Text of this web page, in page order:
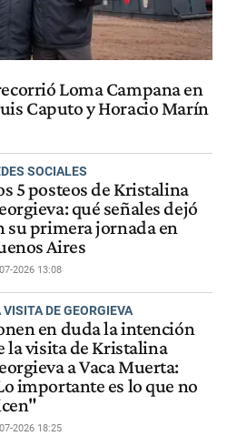
Loma Campana en
Caputo y Horacio Marín
SOCIALES
5 posteos de Kristalina
qué señales dejó
su primera jornada en
Aires
2026 13:08
VISITA DE GEORGIEVA
en duda la intención
la visita de Kristalina
a Vaca Muerta:
importante es lo que no
2026 18:25